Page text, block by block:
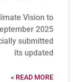
Vision to
2025
submitted
its updated
READ MORE »